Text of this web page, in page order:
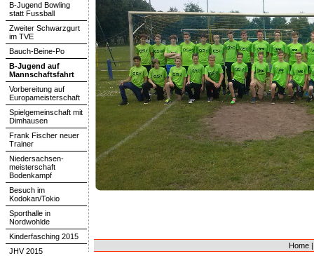
Home |
B-Jugend Bowling
statt Fussball
Zweiter Schwarzgurt
im TVE
Bauch-Beine-Po
B-Jugend auf
Mannschaftsfahrt
Vorbereitung auf
Europameisterschaft
Spielgemeinschaft mit
Dimhausen
Frank Fischer neuer
Trainer
Niedersachsen-
meisterschaft
Bodenkampf
Besuch im
Kodokan/Tokio
Sporthalle in
Nordwohlde
Kinderfasching 2015
JHV 2015